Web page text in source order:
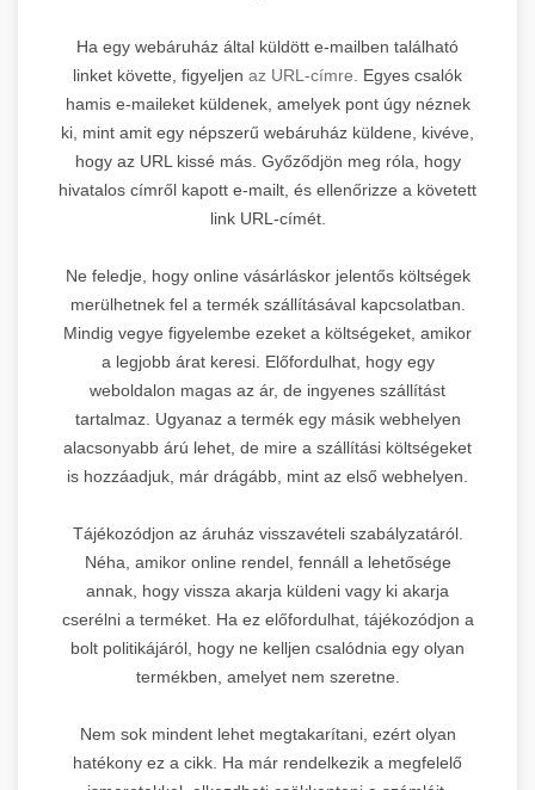
Ha egy webáruház által küldött e-mailben található
linket követte, figyeljen az URL-címre.
Egyes csalók
hamis e-maileket küldenek, amelyek pont úgy néznek
ki, mint amit egy népszerű webáruház küldene, kivéve,
hogy az URL kissé más. Győződjön meg róla, hogy
hivatalos címről kapott e-mailt, és ellenőrizze a követett
link URL-címét.
Ne feledje, hogy online vásárláskor jelentős költségek
merülhetnek fel a termék szállításával kapcsolatban.
Mindig vegye figyelembe ezeket a költségeket, amikor
a legjobb árat keresi. Előfordulhat, hogy egy
weboldalon magas az ár, de ingyenes szállítást
tartalmaz. Ugyanaz a termék egy másik webhelyen
alacsonyabb árú lehet, de mire a szállítási költségeket
is hozzáadjuk, már drágább, mint az első webhelyen.
Tájékozódjon az áruház visszavételi szabályzatáról.
Néha, amikor online rendel, fennáll a lehetősége
annak, hogy vissza akarja küldeni vagy ki akarja
cserélni a terméket. Ha ez előfordulhat, tájékozódjon a
bolt politikájáról, hogy ne kelljen csalódnia egy olyan
termékben, amelyet nem szeretne.
Nem sok mindent lehet megtakarítani, ezért olyan
hatékony ez a cikk. Ha már rendelkezik a megfelelő